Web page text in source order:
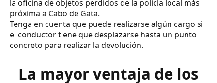
la oficina de objetos perdidos de la policía local más
próxima a Cabo de Gata.
Tenga en cuenta que puede realizarse algún cargo si
el conductor tiene que desplazarse hasta un punto
concreto para realizar la devolución.
La mayor ventaja de los